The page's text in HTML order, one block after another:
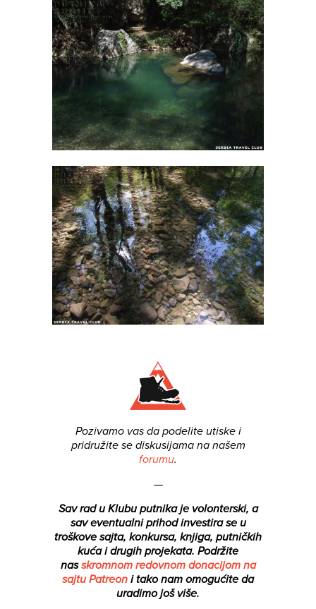
Pozivamo vas da podelite utiske i
pridružite se diskusijama na našem
forumu.
—
Sav rad u Klubu putnika je volonterski, a
sav eventualni prihod investira se u
troškove sajta, konkursa, knjiga, putničkih
kuća i drugih projekata. Podržite
nasskromnom redovnom donacijom na
sajtu Patreon i tako nam omogućite da
uradimo još više.